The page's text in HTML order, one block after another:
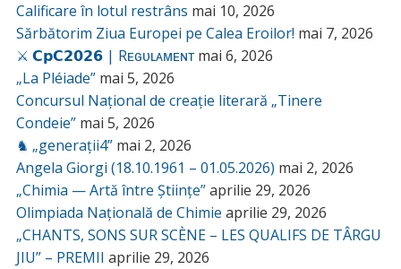
Calificare în lotul restrâns mai 10, 2026
Sărbătorim Ziua Europei pe Calea Eroilor! mai 7, 2026
⚔️ 𝗖𝗽𝗖𝟮𝟬𝟮𝟲 | Rᴇɢᴜʟᴀᴍᴇɴᴛ mai 6, 2026
„La Pléiade” mai 5, 2026
Concursul Național de creație literară „Tinere
Condeie” mai 5, 2026
♞ „generații4” mai 2, 2026
Angela Giorgi (18.10.1961 – 01.05.2026) mai 2, 2026
„Chimia — Artă între Științe”aprilie 29, 2026
Olimpiada Națională de Chimie aprilie 29, 2026
„CHANTS, SONS SUR SCÈNE – LES QUALIFS DE TÂRGU
JIU” – PREMII aprilie 29, 2026